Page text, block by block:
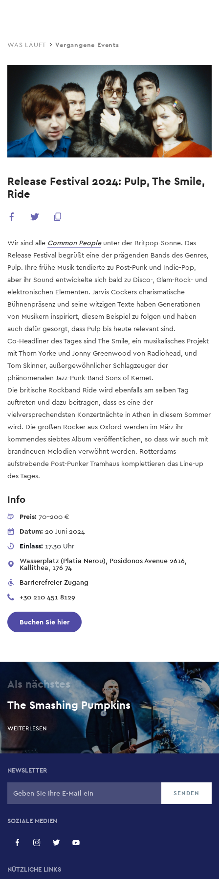
main
WAS LÄUFT Vergangene Events
Release Festival 2024: Pulp, The Smile,
Ride
Wir sind alle Common Peopleunter der Britpop-Sonne. Das
Release Festival begrüßt eine der prägenden Bands des Genres,
Pulp. Ihre frühe Musik tendierte zu Post-Punk und Indie-Pop,
aber ihr Sound entwickelte sich bald zu Disco-, Glam-Rock- und
elektronischen Elementen. Jarvis Cockers charismatische
Bühnenpräsenz und seine witzigen Texte haben Generationen
von Musikern inspiriert, diesem Beispiel zu folgen und haben
auch dafür gesorgt, dass Pulp bis heute relevant sind.
Co-Headliner des Tages sind The Smile, ein musikalisches Projekt
mit Thom Yorke und Jonny Greenwood von Radiohead, und
Tom Skinner, außergewöhnlicher Schlagzeuger der
phänomenalen Jazz-Punk-Band Sons of Kemet.
Die britische Rockband Ride wird ebenfalls am selben Tag
auftreten und dazu beitragen, dass es eine der
vielversprechendsten Konzertnächte in Athen in diesem Sommer
wird. Die großen Rocker aus Oxford werden im März ihr
kommendes siebtes Album veröffentlichen, so dass wir auch mit
brandneuen Melodien verwöhnt werden. Rotterdams
aufstrebende Post-Punker Tramhaus komplettieren das Line-up
des Tages.
Info
Preis: 70-200 €
Datum: 20 Juni 2024
Einlass: 17.30 Uhr
Wasserplatz (Platia Nerou), Posidonos Avenue 2616,
Kallithea, 176 74
Barrierefreier Zugang
+30 210 451 8129
Buchen Sie hier
Als nächstes
The Smashing Pumpkins
WEITERLESEN
NEWSLETTER
SOZIALE MEDIEN
NÜTZLICHE LINKS